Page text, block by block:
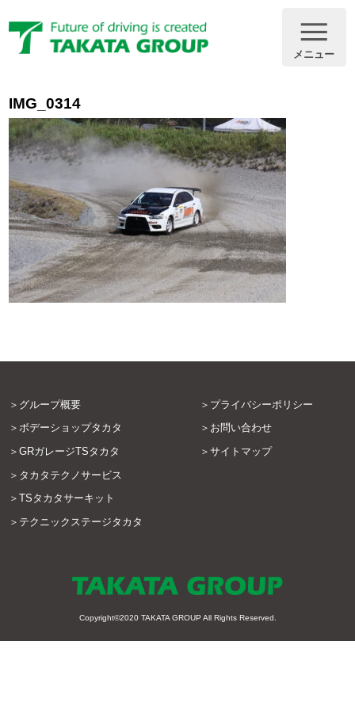
メニュー
IMG_0314
グループ概要
ボデーショップタカタ
GRガレージTSタカタ
タカタテクノサービス
TSタカタサーキット
テクニックステージタカタ
プライバシーポリシー
お問い合わせ
サイトマップ
Copyright©2020 TAKATA GROUP All Rights Reserved.